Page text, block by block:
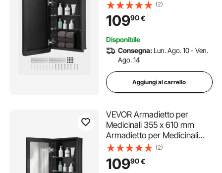
con Specchio per Bagno con
Anta a Specchio, Ripiani in
Vetro Regolabili, Installazione
Alluminio
(2)
10990€
Disponibile
Consegna: Lun. Ago. 10 - Ven.
Ago. 14
Aggiungi al carrello
VEVOR Armadietto per
Medicinali 355 x 610 mm
Armadietto per Medicinali
con Specchio per Bagno con
Anta a Specchio, Ripiani in
Vetro Regolabili, Installazione
(2)
10990€